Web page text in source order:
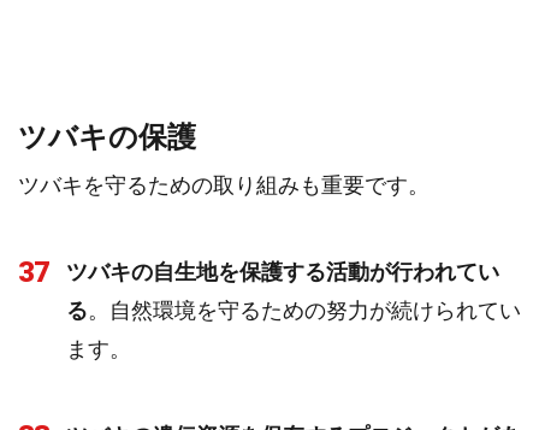
ツバキの保護
ツバキを守るための取り組みも重要です。
37
ツバキの自生地を保護する活動が行われてい
る。自然環境を守るための努力が続けられてい
ます。